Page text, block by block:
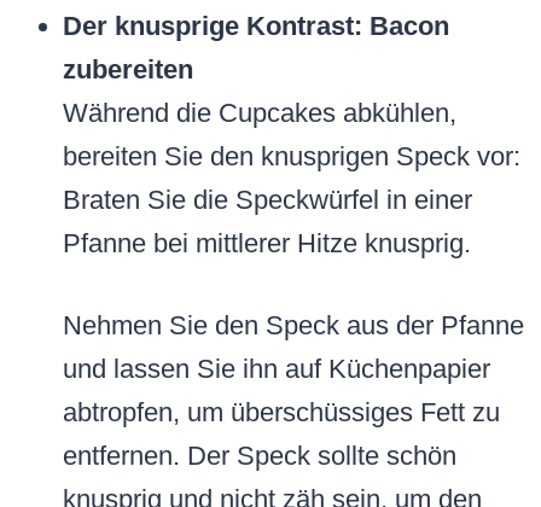
Der knusprige Kontrast: Bacon
zubereiten
Während die Cupcakes abkühlen,
bereiten Sie den knusprigen Speck vor:
Braten Sie die Speckwürfel in einer
Pfanne bei mittlerer Hitze knusprig.
Nehmen Sie den Speck aus der Pfanne
und lassen Sie ihn auf Küchenpapier
abtropfen, um überschüssiges Fett zu
entfernen. Der Speck sollte schön
knusprig und nicht zäh sein, um den